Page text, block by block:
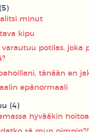
minut
kipu
varautuu potilas, joka
tänään en
epänormaali
(4)
hyvääkin hoitoa